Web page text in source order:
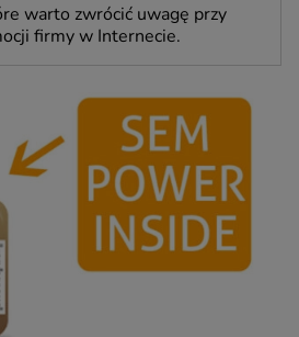
warto zwrócić uwagę przy
firmy w Internecie.